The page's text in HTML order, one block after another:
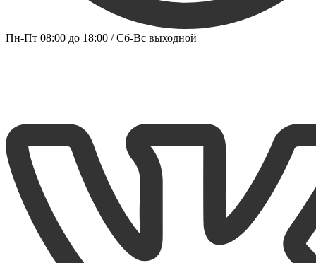
Пн-Пт 08:00 до 18:00 / Сб-Вс выходной